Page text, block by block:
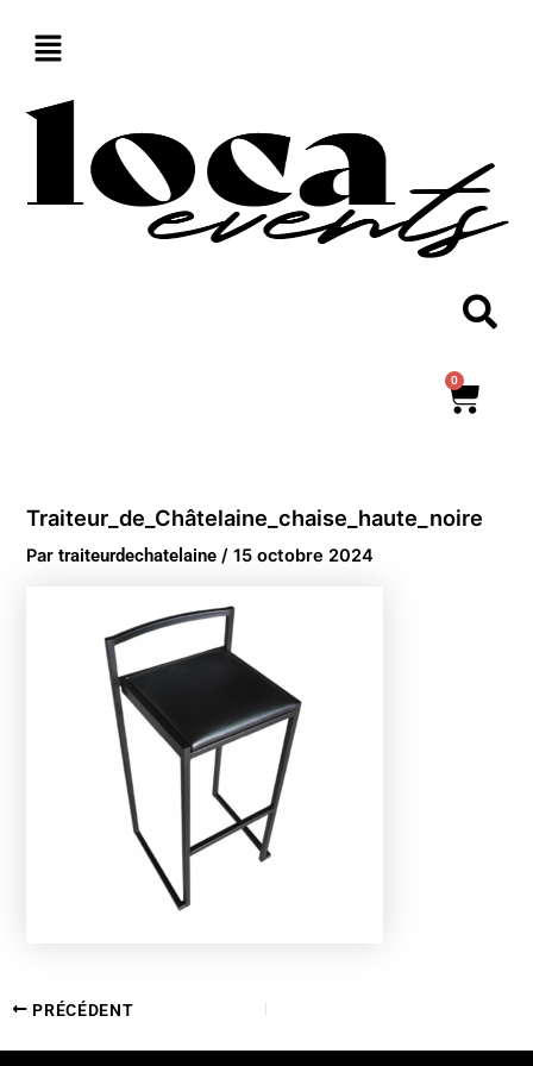
0
Traiteur_de_Châtelaine_chaise_haute_noire
Partraiteurdechatelaine/15 octobre 2024
PRÉCÉDENT